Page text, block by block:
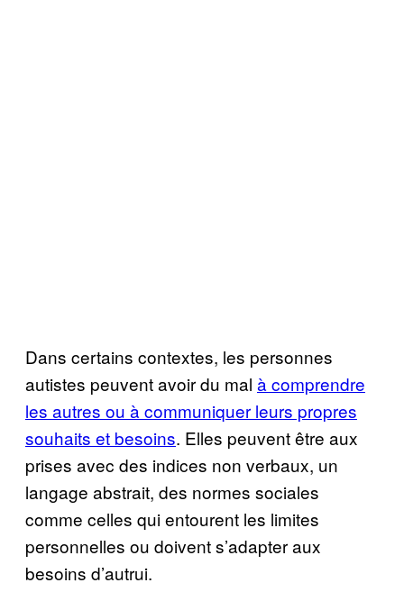
Dans certains contextes, les personnes
autistes peuvent avoir du mal à comprendre
les autres ou à communiquer leurs propres
souhaits et besoins. Elles peuvent être aux
prises avec des indices non verbaux, un
langage abstrait, des normes sociales
comme celles qui entourent les limites
personnelles ou doivent s’adapter aux
besoins d’autrui.